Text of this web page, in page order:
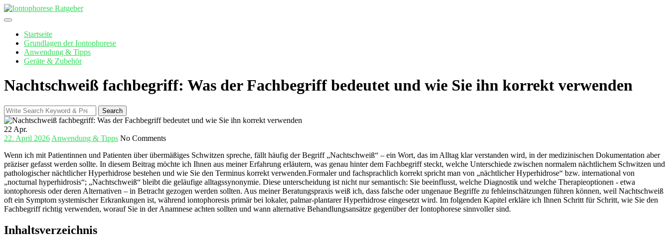
Skip
to
Startseite
Grundlagen der Iontophorese
Anwendung & Tipps
Geräte & Zubehör
Nachtschweiß fachbegriff: Was der Fachbegriff bedeutet und wie Sie ihn korrekt verwenden
Search
for:
Search
22 Apr.
22. April 2026 Anwendung & Tipps No Comments
Wenn ‍ich‌ mit ⁣Patientinnen und Patienten über übermäßiges Schwitzen⁢ spreche, fällt häufig der Begriff „Nachtschweiß“ – ein Wort, das im Alltag ‍klar verstanden wird, in der medizinischen Dokumentation aber
präziser gefasst werden⁣ sollte. In ​diesem Beitrag⁣ möchte ich⁣ Ihnen aus ⁣meiner Erfahrung⁢ erläutern, ⁢was genau ⁢hinter dem ⁢Fachbegriff steckt, welche Unterschiede zwischen normalem nächtlichem Schwitzen und
pathologischer nächtlicher Hyperhidrose bestehen und⁤ wie Sie den Terminus‍ korrekt verwenden.Formaler und fachsprachlich korrekt spricht⁢ man ​von „nächtlicher Hyperhidrose“ bzw. international von
„nocturnal hyperhidrosis“; ‍„Nachtschweiß“⁢ bleibt die geläufige alltagssynonymie. Diese unterscheidung ist nicht nur ‌semantisch: Sie​ beeinflusst, welche Diagnostik​ und welche Therapieoptionen -‌ etwa
iontophoresis oder deren Alternativen – in Betracht⁢ gezogen werden​ sollten. Aus meiner Beratungspraxis weiß ⁢ich, dass falsche oder ungenaue Begriffe zu fehleinschätzungen führen können, weil ⁢Nachtschweiß ​
oft⁤ ein Symptom systemischer Erkrankungen⁣ ist, während iontophoresis‌ primär bei lokaler,‌ palmar-plantarer⁢ Hyperhidrose eingesetzt wird. Im folgenden Kapitel ​erkläre ‍ich Ihnen Schritt für Schritt, wie Sie den
Fachbegriff richtig verwenden, worauf ⁤Sie in der Anamnese achten sollten und wann alternative Behandlungsansätze gegenüber der Iontophorese sinnvoller sind.
Inhaltsverzeichnis